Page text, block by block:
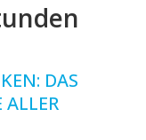
DAS
ALLER